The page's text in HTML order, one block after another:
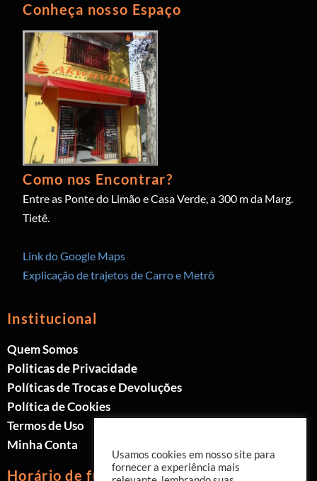
Conheça nosso Espaço
Como nos Encontrar?
Entre as Ponte do Limão e Casa Verde, a 300 m da Marg.
Tietê.
Link do Google Maps
Explicação de trajetos de Carro e Metrô
Institucional
Quem Somos
Politicas de Privacidade
Políticas de Trocas e Devoluções
Política de Cookies
Termos de Uso
Minha Conta
Horário de funcionamento
Usamos cookies em nosso site para
fornecer a experiência mais